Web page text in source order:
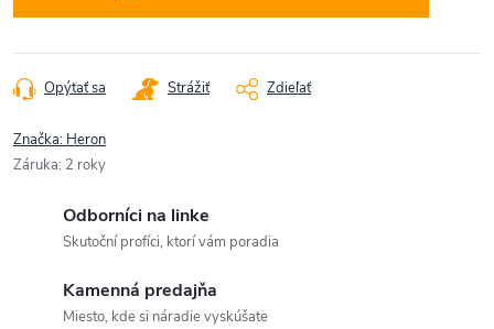
Opýtať sa Strážiť Zdieľať
Značka: Heron
Záruka: 2 roky
Odborníci na linke
Skutoční profíci, ktorí vám poradia
Kamenná predajňa
Miesto, kde si náradie vyskúšate